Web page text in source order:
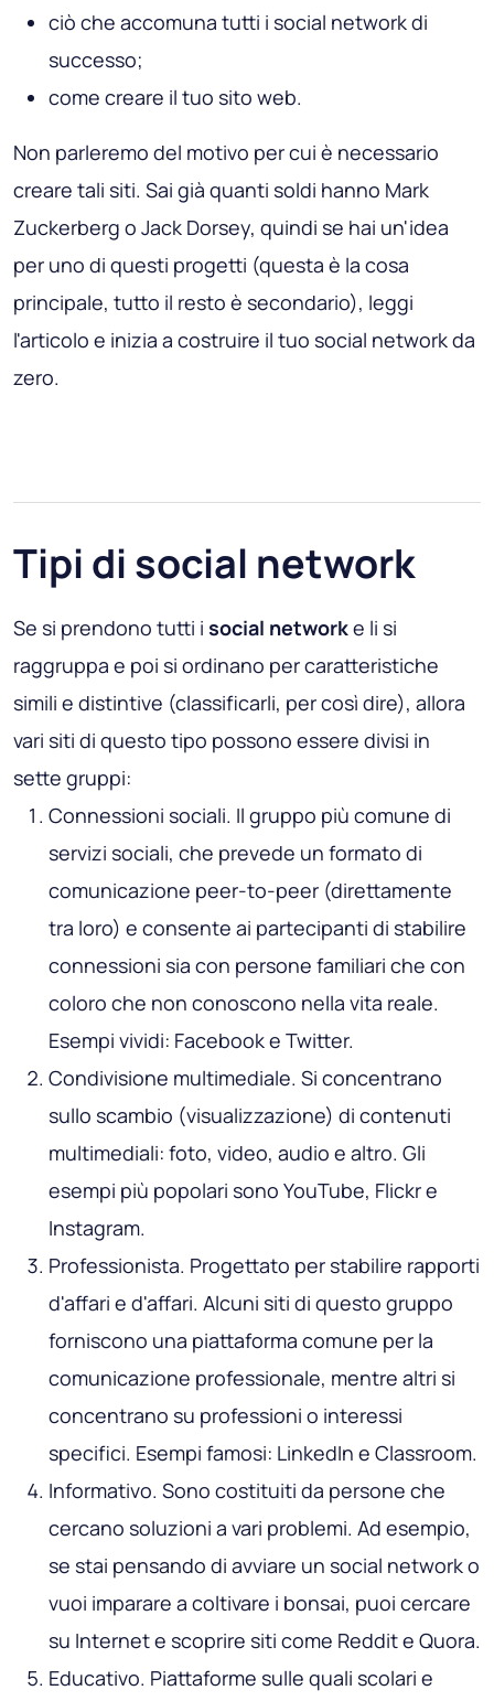
ciò che accomuna tutti i social network di
successo;
come creare il tuo sito web.
Non parleremo del motivo per cui è necessario
creare tali siti. Sai già quanti soldi hanno Mark
Zuckerberg o Jack Dorsey, quindi se hai un'idea
per uno di questi progetti (questa è la cosa
principale, tutto il resto è secondario), leggi
l'articolo e inizia a costruire il tuo social network da
zero.
Tipi di social network
Se si prendono tutti i social networke li si
raggruppa e poi si ordinano per caratteristiche
simili e distintive (classificarli, per così dire), allora
vari siti di questo tipo possono essere divisi in
sette gruppi:
Connessioni sociali. Il gruppo più comune di
servizi sociali, che prevede un formato di
comunicazione peer-to-peer (direttamente
tra loro) e consente ai partecipanti di stabilire
connessioni sia con persone familiari che con
coloro che non conoscono nella vita reale.
Esempi vividi: Facebook e Twitter.
Condivisione multimediale. Si concentrano
sullo scambio (visualizzazione) di contenuti
multimediali: foto, video, audio e altro. Gli
esempi più popolari sono YouTube, Flickr e
Instagram.
Professionista. Progettato per stabilire rapporti
d'affari e d'affari. Alcuni siti di questo gruppo
forniscono una piattaforma comune per la
comunicazione professionale, mentre altri si
concentrano su professioni o interessi
specifici. Esempi famosi: LinkedIn e Classroom.
Informativo. Sono costituiti da persone che
cercano soluzioni a vari problemi. Ad esempio,
se stai pensando di avviare un social network o
vuoi imparare a coltivare i bonsai, puoi cercare
su Internet e scoprire siti come Reddit e Quora.
Educativo. Piattaforme sulle quali scolari e